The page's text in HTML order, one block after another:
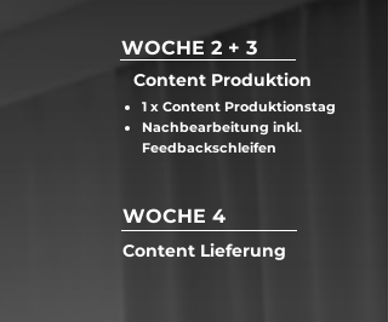
WOCHE 2 + 3
Content Produktion
1 x Content Produktionstag
Nachbearbeitung inkl.
Feedbackschleifen
WOCHE 4
Content Lieferung